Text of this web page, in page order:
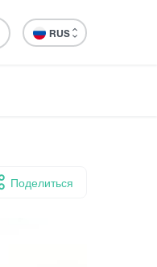
RUS
Поделиться